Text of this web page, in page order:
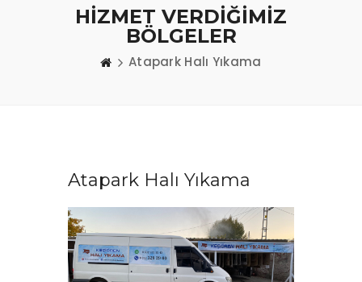
HİZMET VERDİĞİMİZ
BÖLGELER
Atapark Halı Yıkama
Atapark Halı Yıkama